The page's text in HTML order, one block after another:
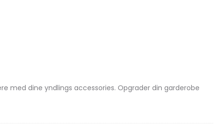
med dine yndlings accessories. Opgrader din garderobe